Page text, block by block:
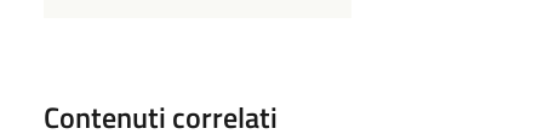
Contenuti correlati